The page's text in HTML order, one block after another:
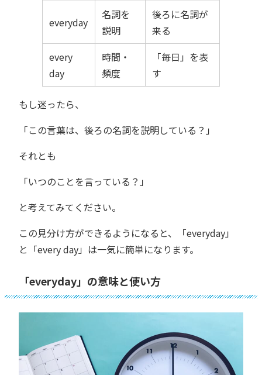
everyday
名詞を
説明
後ろに名詞が
来る
every
day
時間・
頻度
「毎日」を表
す
もし迷ったら、
「この言葉は、後ろの名詞を説明している？」
それとも
「いつのことを言っている？」
と考えてみてください。
この見分け方ができるようになると、「everyday」
と「every day」は一気に簡単になります。
「everyday」の意味と使い方